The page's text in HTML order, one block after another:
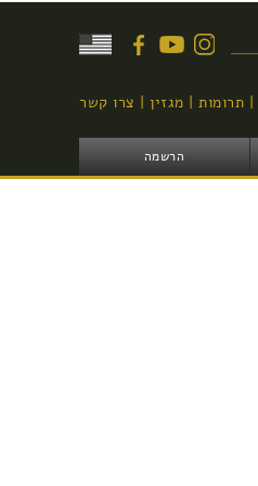
תרומות מגזין צרו קשר
הרשמה